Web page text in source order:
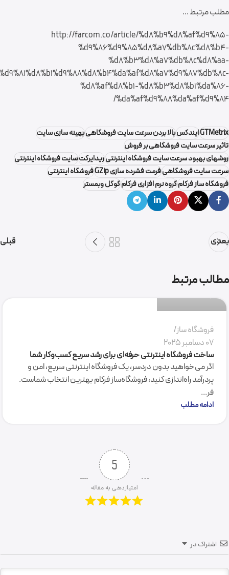
مطلب مرتبط …
http://farcom.co/article/%d8%b9%d8%af%d9%85-
%d9%86%d9%85%d8%a7%db%8c%d8%b4-
%d8%b3%d8%a7%db%8c%d8%aa-
%d8%af%d8%b1-%d8%b3%d8%b1%da%86-
%da%af%d9%88%da%af%d9%84/
GTMetrixایندکسبالا بردن سرعت ‎سایت فروشگاهی
بهینه سازی سایت
تاثیر سرعت سایت فروشگاهی بر فروش
روشهای بهبود سرعت سایت فروشگاه اینترنتیریدایرکتسایت فروشگاه اینترنتی
سرعت ‎سایت فروشگاهی
فرمت فشرده سازی GZip
فروشگاه اینترنتی
فروشگاه ساز فرکامگروه نرم افزاری فرکامگوگل وبمستر
بعدی قبلی
مطالب مرتبط
فروشگاه ساز
07 دسامبر 2025
ساخت فروشگاه اینترنتی حرفه‌ای برای رشد سریع کسب‌وکار شما
اگر می‌خواهید بدون دردسر، یک فروشگاه اینترنتی سریع، امن و
پردرآمد راه‌اندازی کنید، فروشگاه‌ساز فرکام بهترین انتخاب شماست.
فر...
ادامه مطلب
5
امتیازدهی به مقاله
اشتراک در